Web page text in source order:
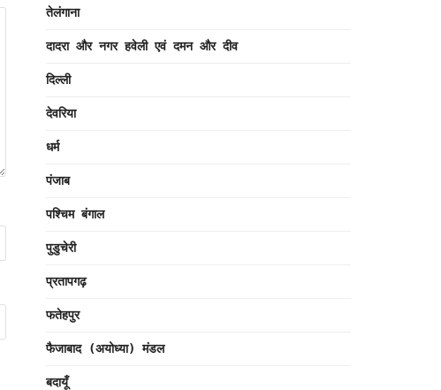
तेलंगाना
दादरा और नगर हवेली एवं दमन और दीव
दिल्ली
देवरिया
धर्म
पंजाब
पश्चिम बंगाल
पुडुचेरी
प्रतापगढ़
फतेहपुर
फैजाबाद (अयोध्या) मंडल
बदायूँ